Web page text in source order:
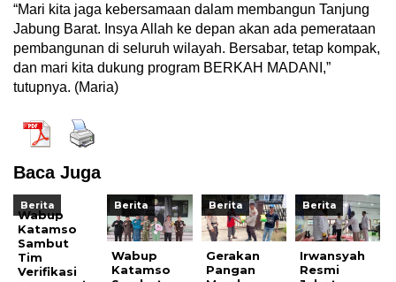
“Mari kita jaga kebersamaan dalam membangun Tanjung
Jabung Barat. Insya Allah ke depan akan ada pemerataan
pembangunan di seluruh wilayah. Bersabar, tetap kompak,
dan mari kita dukung program BERKAH MADANI,”
tutupnya. (Maria)
Baca Juga
Berita
Wabup
Katamso
Sambut
Tim
Verifikasi
Berita
Wabup
Katamso
Berita
Gerakan
Pangan
Berita
Irwansyah
Resmi